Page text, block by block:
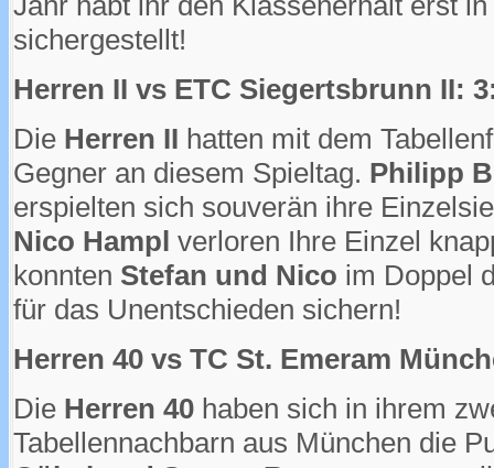
sichergestellt!
Herren II vs ETC Siegertsbrunn II:
Die Herren II hatten mit dem
Gegner an diesem Spieltag. Philipp
erspielten sich souverän ihre
Nico Hampl verloren Ihre Einzel
konnten Stefan und Nico im Doppel
für das Unentschieden sichern!
Herren 40 vs TC St. Emeram
Die Herren 40 haben sich in ihrem
Tabellennachbarn aus München die